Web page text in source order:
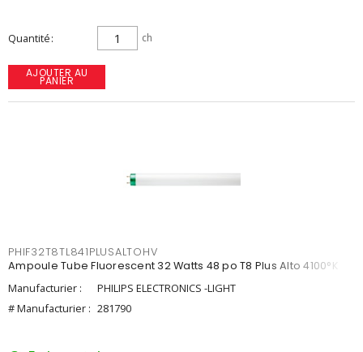
Quantité ch
AJOUTER AU
PANIER
PHIF32T8TL841PLUSALTOHV
Ampoule Tube Fluorescent 32 Watts 48 po T8 Plus Alto 4100°K
Manufacturier :
PHILIPS ELECTRONICS -LIGHT
# Manufacturier : 281790